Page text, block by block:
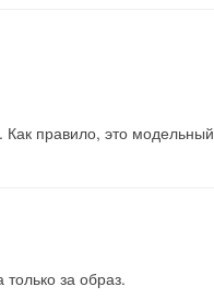
правило, это модельный
за образ.